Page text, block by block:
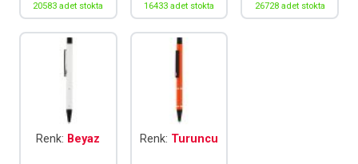
20583 adet stokta 16433 adet stokta 26728 adet stokta
Renk: Beyaz Renk: Turuncu